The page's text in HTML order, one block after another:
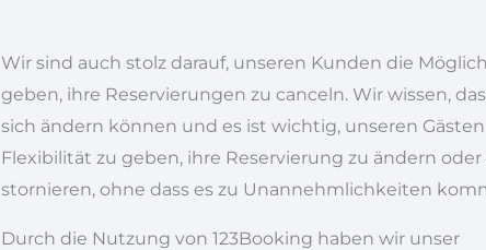
Wir sind auch stolz darauf, unseren Kunden die
geben, ihre Reservierungen zu canceln. Wir wissen,
sich ändern können und es ist wichtig, unseren
Flexibilität zu geben, ihre Reservierung zu ändern oder
stornieren, ohne dass es zu Unannehmlichkeiten
Durch die Nutzung von 123Booking haben wir unser